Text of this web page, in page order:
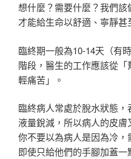
想什麼？需要什麼？我們
才能給生命以舒適、寧靜甚
臨終期一般為10-14天（有
階段，醫生的工作應該從
輕痛苦」。
臨終病人常處於脫水狀態
液量銳減，所以病人的皮
你不要以為病人是因為冷，
即使只給他們的手腳加蓋